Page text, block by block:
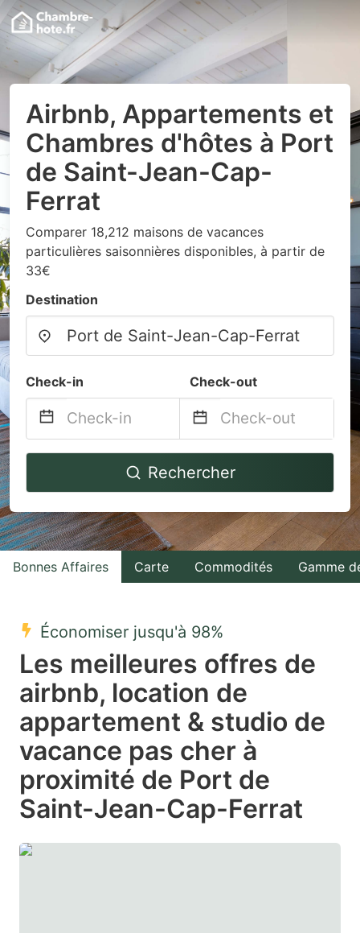
Airbnb, Appartements et
Chambres d'hôtes à Port
de Saint-Jean-Cap-
Ferrat
Comparer 18,212 maisons de vacances
particulières saisonnières disponibles, à partir de
33€
Destination
Check-in Check-out
Navigate
to
interact
with
the
select
date.
Press
question
mark
key
Navigate
backward
to
interact
with
the
select
a
date.
Press
question
mark
key
Rechercher
Bonnes Affaires Carte Commodités Gamme
Économiser jusqu'à 98%
Les meilleures offres de
airbnb, location de
appartement & studio de
vacance pas cher à
proximité de Port de
Saint-Jean-Cap-Ferrat